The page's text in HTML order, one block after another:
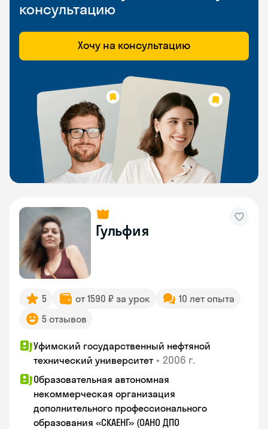
консультацию
Хочу на консультацию
Гульфия
5 от 1590 ₽ за урок
10 лет опыта
5 отзывов
Уфимский государственный нефтяной
технический университет • 2006 г.
Образовательная автономная
некоммерческая организация
дополнительного профессионального
образования «СКАЕНГ» (ОАНО ДПО